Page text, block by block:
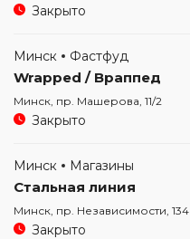
Закрыто
Минск Фастфуд
Wrapped / Враппед
Минск, пр. Машерова, 11/2
Закрыто
Минск Магазины
Стальная линия
Минск, пр. Независимости, 134
Закрыто